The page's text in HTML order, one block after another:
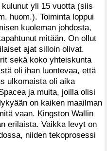
yli 15 vuotta (siis
huom.). Toiminta loppui
kuoleman johdosta,
mitään. On ollut
ajat silloin olivat.
sekä koko yhteiskunta
oli ihan luontevaa, että
ulkomaista oli aika
ja muita, joilla olisi
on kaiken maailman
vaan. Kingston Wallin
erilaista. Vaikka levyt on
niiden tekoprosessi